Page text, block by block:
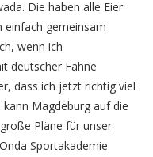
Die haben alle Eier
einfach gemeinsam
wenn ich
deutscher Fahne
dass ich jetzt richtig viel
Magdeburg auf die
Pläne für unser
Sportakademie